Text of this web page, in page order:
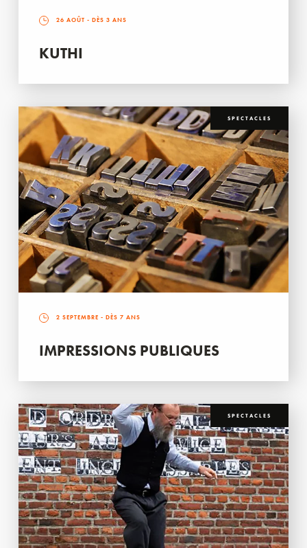
26 AOÛT - DÈS 3 ANS
KUTHI
SPECTACLES
2 SEPTEMBRE - DÈS 7 ANS
IMPRESSIONS PUBLIQUES
SPECTACLES